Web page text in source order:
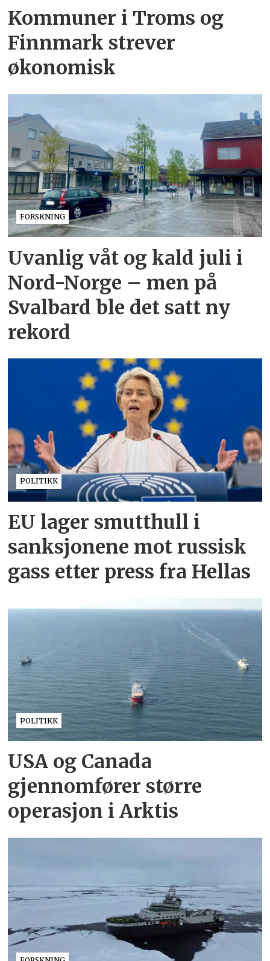
Kommuner i Troms og
Finnmark strever
økonomisk
FORSKNING
Uvanlig våt og kald juli i
Nord-Norge – men på
Svalbard ble det satt ny
rekord
POLITIKK
EU lager smutthull i
sanksjonene mot russisk
gass etter press fra Hellas
POLITIKK
USA og Canada
gjennomfører større
operasjon i Arktis